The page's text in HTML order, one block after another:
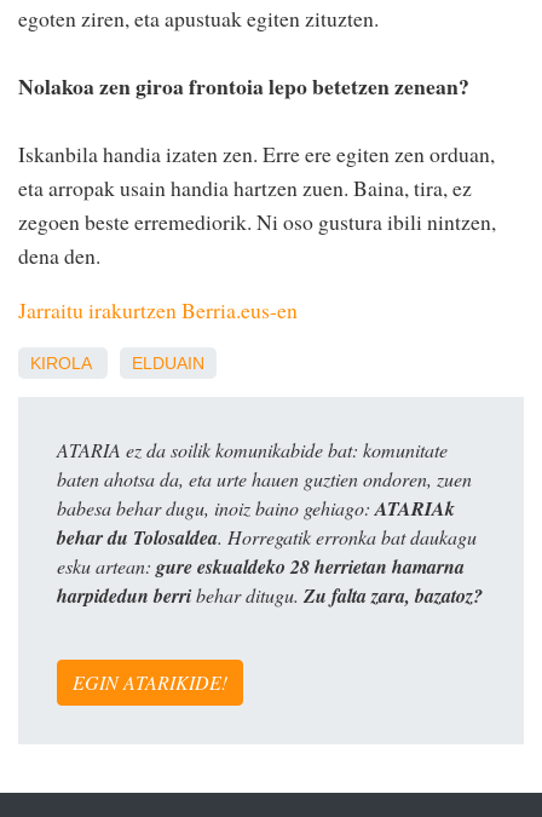
egoten ziren, eta apustuak egiten zituzten.
Nolakoa zen giroa frontoia lepo betetzen zenean?
Iskanbila handia izaten zen. Erre ere egiten zen orduan,
eta arropak usain handia hartzen zuen. Baina, tira, ez
zegoen beste erremediorik. Ni oso gustura ibili nintzen,
dena den.
Jarraitu irakurtzen Berria.eus-en
KIROLA ELDUAIN
ATARIA ez da soilik komunikabide bat: komunitate
baten ahotsa da, eta urte hauen guztien ondoren, zuen
babesa behar dugu, inoiz baino gehiago: ATARIAk
behar du Tolosaldea. Horregatik erronka bat daukagu
esku artean: gure eskualdeko 28 herrietan hamarna
harpidedun berribehar ditugu. Zu falta zara, bazatoz?
EGIN ATARIKIDE!